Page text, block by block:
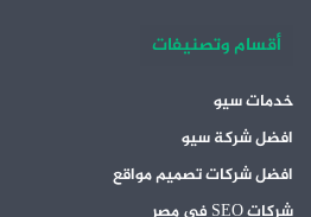
أقسام وتصنيفات
خدمات سيو
افضل شركة سيو
افضل شركات تصميم مواقع